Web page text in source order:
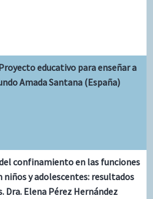
educativo para enseñar a
Amada Santana (España)
confinamiento en las funciones
niños y adolescentes: resultados
Dra. Elena Pérez Hernández